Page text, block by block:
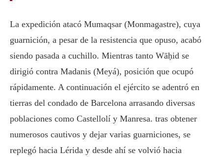
La expedición atacó Mumaqsar (Monmagastre), cuya
guarnición, a pesar de la resistencia que opuso, acabó
siendo pasada a cuchillo. Mientras tanto Wāḥid se
dirigió contra Madanis (Meyá), posición que ocupó
rápidamente. A continuación el ejército se adentró en
tierras del condado de Barcelona arrasando diversas
poblaciones como Castellolí y Manresa. tras obtener
numerosos cautivos y dejar varias guarniciones, se
replegó hacia Lérida y desde ahí se volvió hacia